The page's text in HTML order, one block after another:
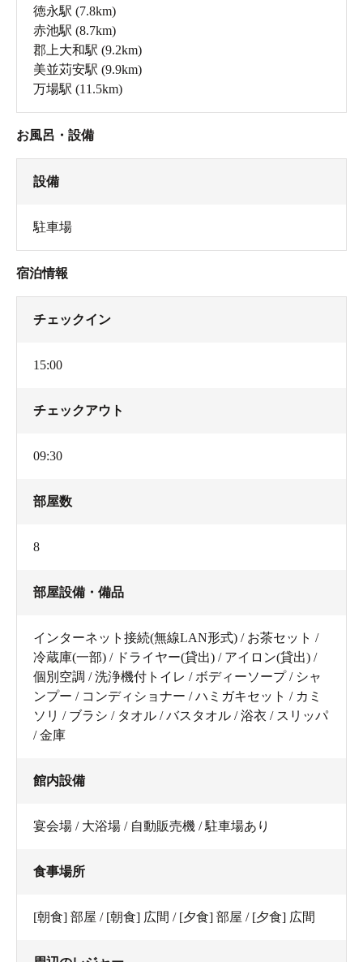
徳永駅 (7.8km)
赤池駅 (8.7km)
郡上大和駅 (9.2km)
美並苅安駅 (9.9km)
万場駅 (11.5km)
お風呂・設備
設備
駐車場
宿泊情報
チェックイン
15:00
チェックアウト
09:30
部屋数
8
部屋設備・備品
インターネット接続(無線LAN形式) / お茶セット /
冷蔵庫(一部) / ドライヤー(貸出) / アイロン(貸出) /
個別空調 / 洗浄機付トイレ / ボディーソープ / シャ
ンプー / コンディショナー / ハミガキセット / カミ
ソリ / ブラシ / タオル / バスタオル / 浴衣 / スリッパ
/ 金庫
館内設備
宴会場 / 大浴場 / 自動販売機 / 駐車場あり
食事場所
[朝食] 部屋 / [朝食] 広間 / [夕食] 部屋 / [夕食] 広間